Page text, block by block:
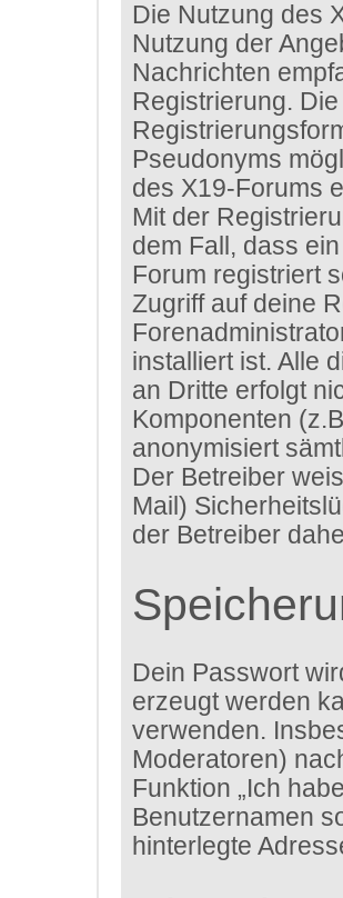
Die Nutzung des
Nutzung der
Nachrichten
Registrierung.
Pseudonyms
des X19-Forums
Mit der
dem Fall, dass
Forum registriert
Zugriff auf deine
installiert ist. Alle
an Dritte erfolgt
Komponenten
anonymisiert
Der Betreiber
Mail)
der Betreiber
Dein Passwort
erzeugt werden
verwenden.
Moderatoren)
Funktion „Ich
Benutzernamen
hinterlegte